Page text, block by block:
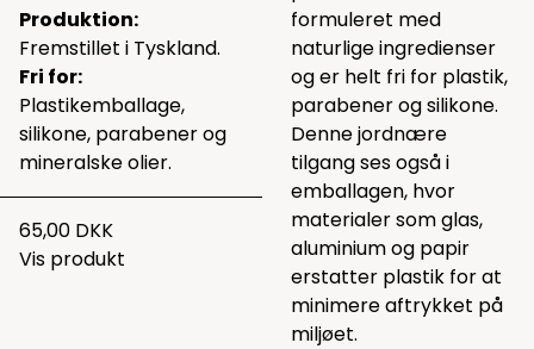
Produktion:
Fremstillet i Tyskland.
Fri for:
Plastikemballage,
silikone, parabener og
mineralske olier.
65,00 DKK
Vis produkt
formuleret med
naturlige ingredienser
og er helt fri for plastik,
parabener og silikone.
Denne jordnære
tilgang ses også i
emballagen, hvor
materialer som glas,
aluminium og papir
erstatter plastik for at
minimere aftrykket på
miljøet.